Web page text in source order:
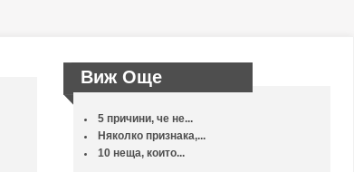
Виж Още
5 причини, че не...
Няколко признака,...
10 неща, които...